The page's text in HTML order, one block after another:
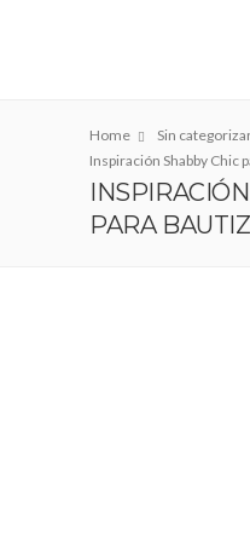
Home
Sin
Inspiración Shabby Chic
PARA